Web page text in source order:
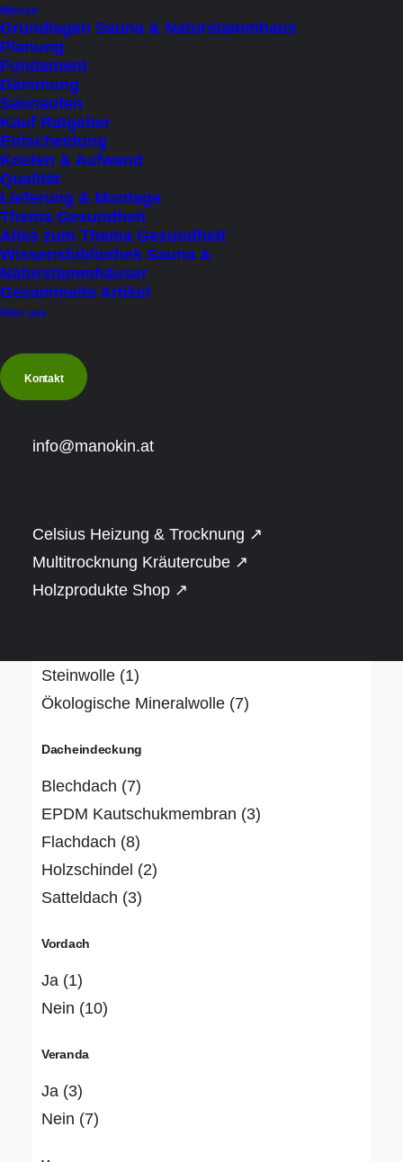
Wissen
Grundlagen Sauna & Naturstammhaus
Planung
Fundament
Dämmung
Saunaofen
Kauf Ratgeber
Entscheidung
Kosten & Aufwand
Qualität
Lieferung & Montage
Thema Gesundheit
Alles zum Thema Gesundheit
Wissensbibliothek Sauna &
Naturstammhäuser
Gesammelte Artikel
Über uns
Kontakt
info@manokin.at
Celsius Heizung & Trocknung ↗
Multitrocknung Kräutercube ↗
Holzprodukte Shop ↗
Elektroofen(11)
Holzofen
Infrarot
Zweite Klimazone
Ja
Nein(1)
Preis
Under€ 100 (1)
€
€ 20.001
Over
Bauweise
Dämmung
Hanf(1)
Steinwolle (1)
Ökologische Mineralwolle (7)
Dacheindeckung
Blechdach (7)
EPDM Kautschukmembran (3)
Flachdach (8)
Holzschindel (2)
Satteldach (3)
Vordach
Ja (1)
Nein (10)
Veranda
Ja (3)
Nein (7)